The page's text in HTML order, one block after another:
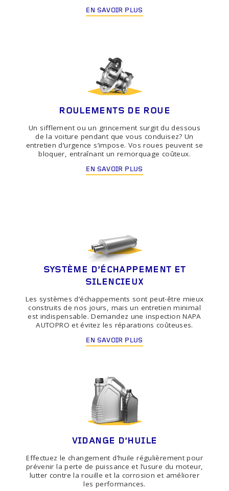
EN SAVOIR PLUS
ROULEMENTS DE ROUE
Un sifflement ou un grincement surgit du dessous
de la voiture pendant que vous conduisez? Un
entretien d’urgence s’impose. Vos roues peuvent se
bloquer, entraînant un remorquage coûteux.
EN SAVOIR PLUS
SYSTÈME D'ÉCHAPPEMENT ET
SILENCIEUX
Les systèmes d’échappements sont peut-être mieux
construits de nos jours, mais un entretien minimal
est indispensable. Demandez une inspection NAPA
AUTOPRO et évitez les réparations coûteuses.
EN SAVOIR PLUS
VIDANGE D'HUILE
Effectuez le changement d’huile régulièrement pour
prévenir la perte de puissance et l’usure du moteur,
lutter contre la rouille et la corrosion et améliorer
les performances.